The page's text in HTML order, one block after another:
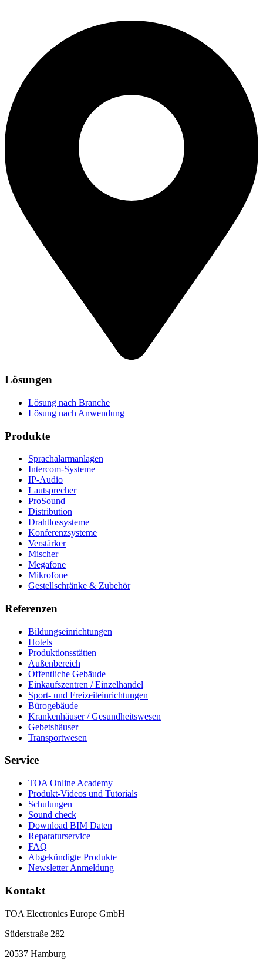
Lösungen
Lösung nach Branche
Lösung nach Anwendung
Produkte
Sprachalarmanlagen
Intercom-Systeme
IP-Audio
Lautsprecher
ProSound
Distribution
Drahtlossysteme
Konferenzsysteme
Verstärker
Mischer
Megafone
Mikrofone
Gestellschränke & Zubehör
Referenzen
Bildungseinrichtungen
Hotels
Produktionsstätten
Außenbereich
Öffentliche Gebäude
Einkaufszentren / Einzelhandel
Sport- und Freizeiteinrichtungen
Bürogebäude
Krankenhäuser / Gesundheitswesen
Gebetshäuser
Transportwesen
Service
TOA Online Academy
Produkt-Videos und Tutorials
Schulungen
Sound check
Download BIM Daten
Reparaturservice
FAQ
Abgekündigte Produkte
Newsletter Anmeldung
Kontakt
TOA Electronics Europe GmbH
Süderstraße 282
20537 Hamburg